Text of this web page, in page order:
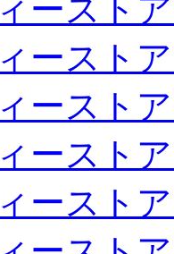
ースト
ースト
ースト
ースト
ースト